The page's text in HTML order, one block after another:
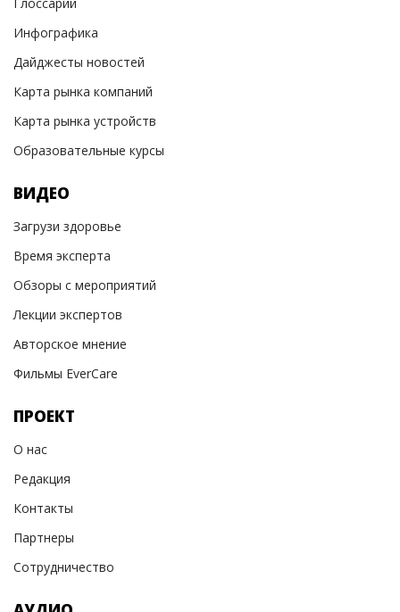
Инфографика
Дайджесты новостей
Карта рынка компаний
Карта рынка устройств
Образовательные курсы
ВИДЕО
Загрузи здоровье
Время эксперта
Обзоры с мероприятий
Лекции экспертов
Авторское мнение
Фильмы EverCare
ПРОЕКТ
О нас
Редакция
Контакты
Партнеры
Сотрудничество